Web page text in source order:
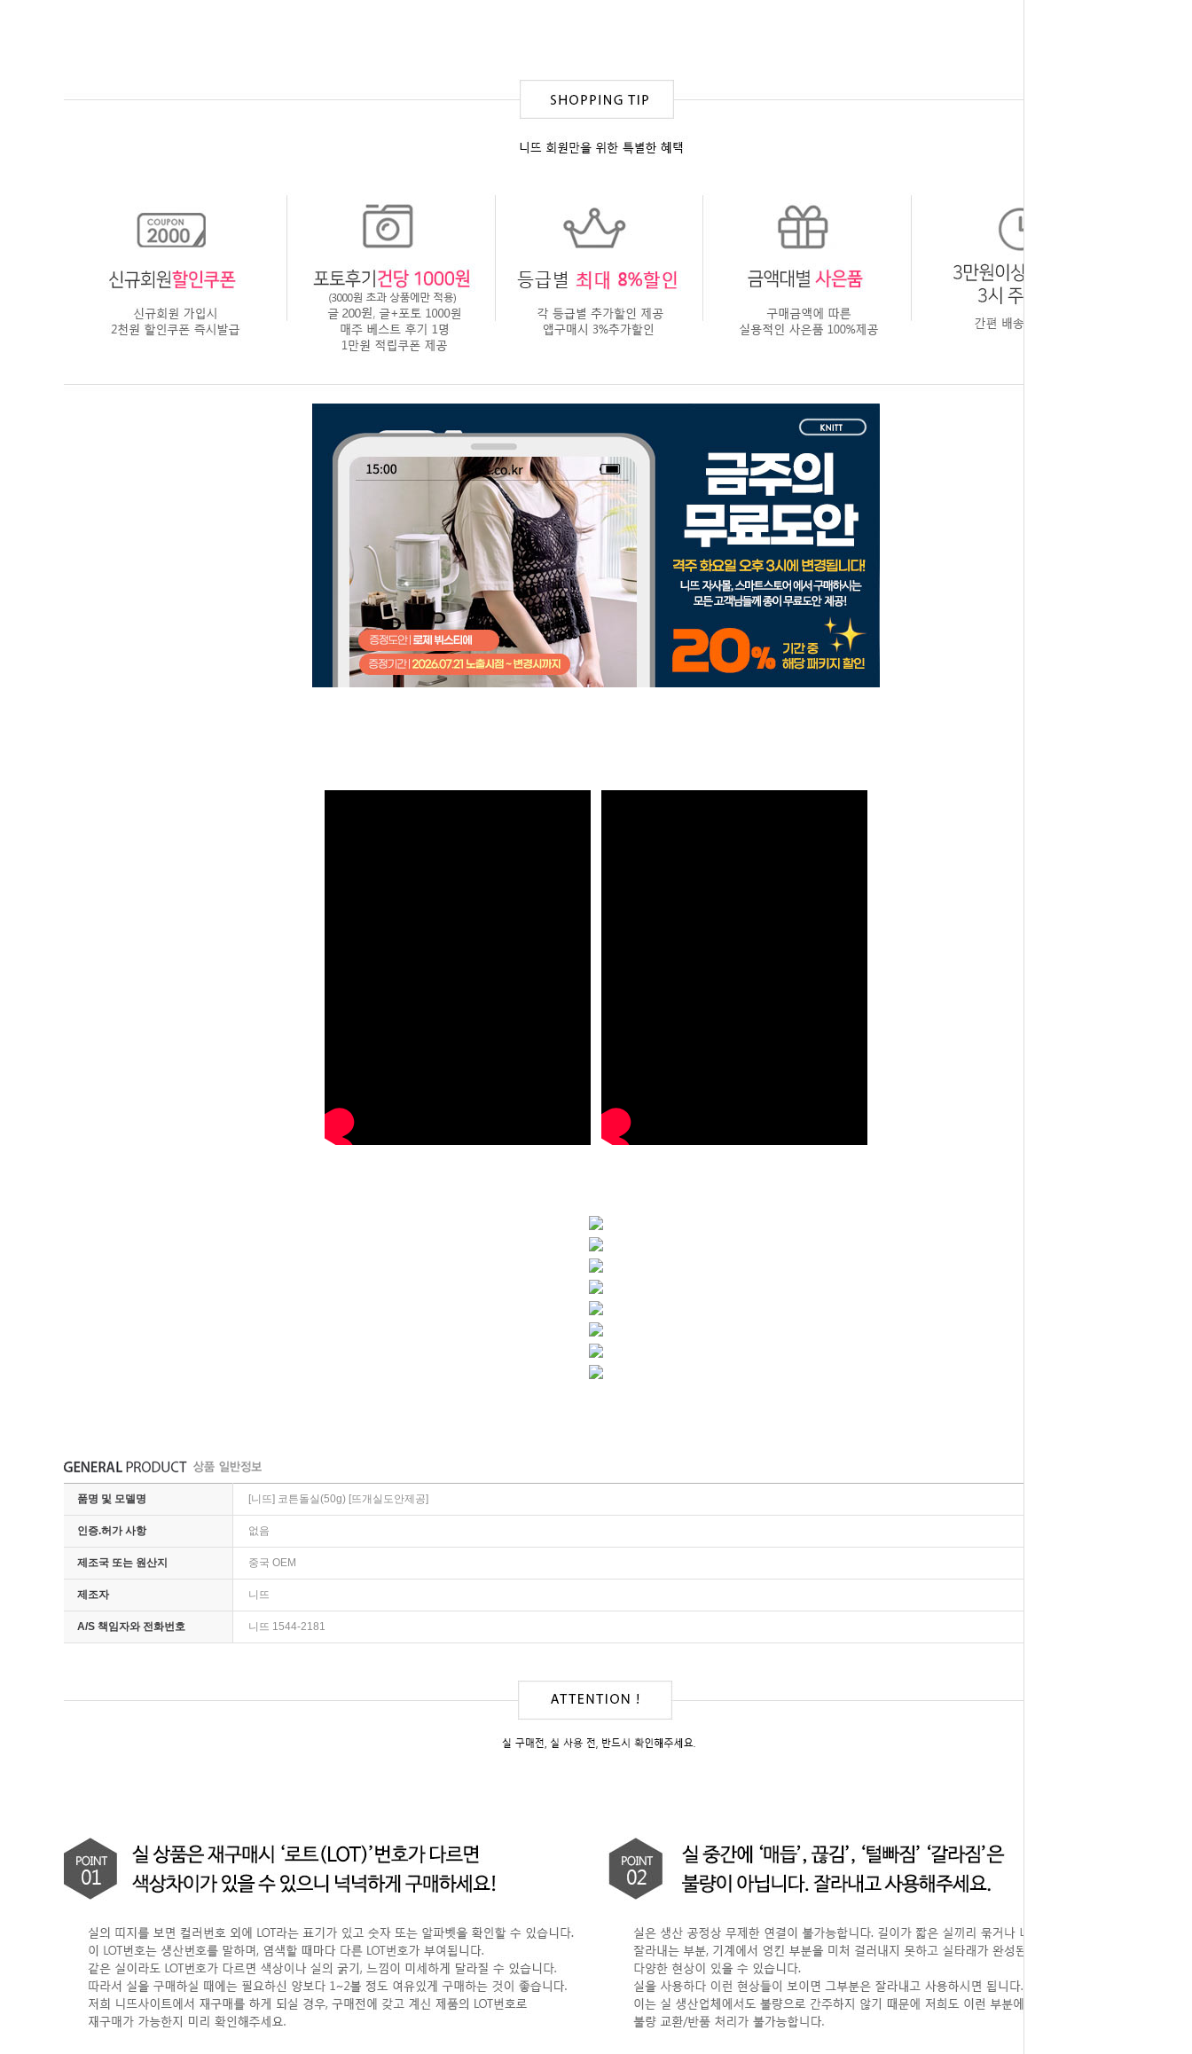
품명 및 모델명 [니뜨] 코튼돌실(50g) [뜨개실도안제공]
인증.허가 사항 없음
제조국 또는 원산지 중국 OEM
제조자 니뜨
A/S 책임자와 전화번호 니뜨 1544-2181